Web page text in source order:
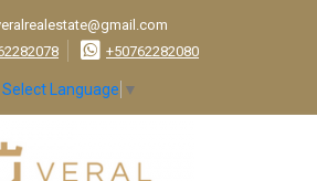
+50762282080
Select Language ▼